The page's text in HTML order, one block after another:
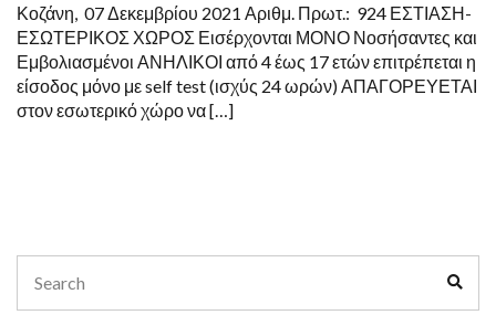
ΕΣΤΙΑΣΗ
ΑΠΟ
ΕΩΣ
13
Κοζάνη, 07 Δεκεμβρίου 2021 Αριθμ. Πρωτ.: 924 ΕΣΤΙΑΣΗ-
ΕΣΩΤΕΡΙΚΟΣ ΧΩΡΟΣ Εισέρχονται ΜΟΝΟ Νοσήσαντες και
Εμβολιασμένοι ΑΝΗΛΙΚΟΙ από 4 έως 17 ετών επιτρέπεται η
είσοδος μόνο με self test (ισχύς 24 ωρών) ΑΠΑΓΟΡΕΥΕΤΑΙ
στον εσωτερικό χώρο να […]
for: